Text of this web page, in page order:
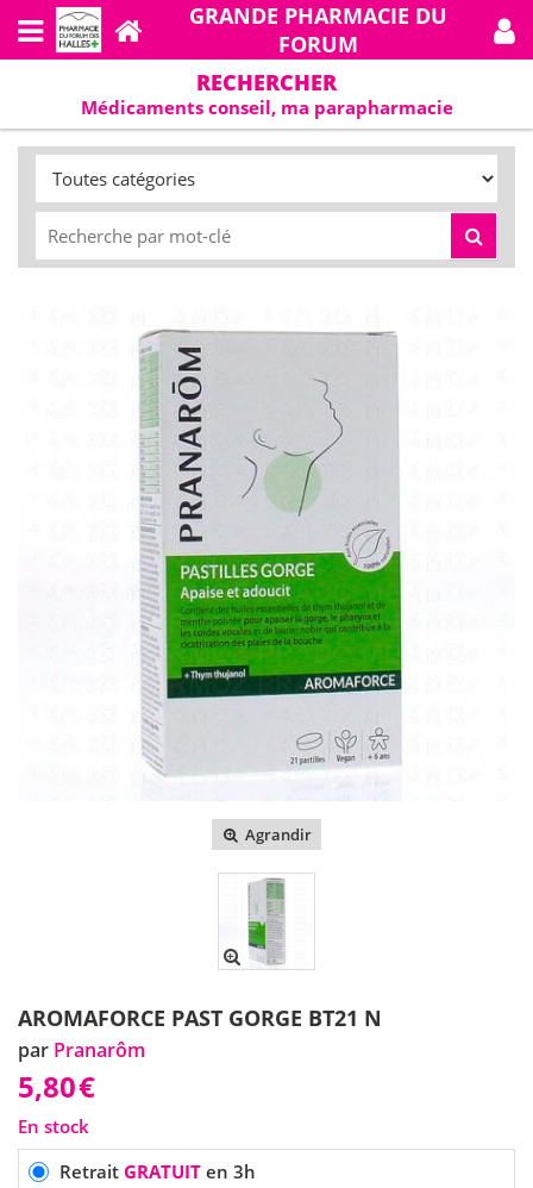
GRANDE PHARMACIE DU
FORUM
RECHERCHER
Médicaments conseil, ma parapharmacie
Agrandir
AROMAFORCE PAST GORGE BT21 N
par Pranarôm
5,80€
En stock
Retrait GRATUITen 3h